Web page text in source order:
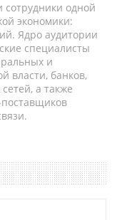
сотрудники одной
экономики:
Ядро аудитории
специалисты
и
власти, банков,
а также